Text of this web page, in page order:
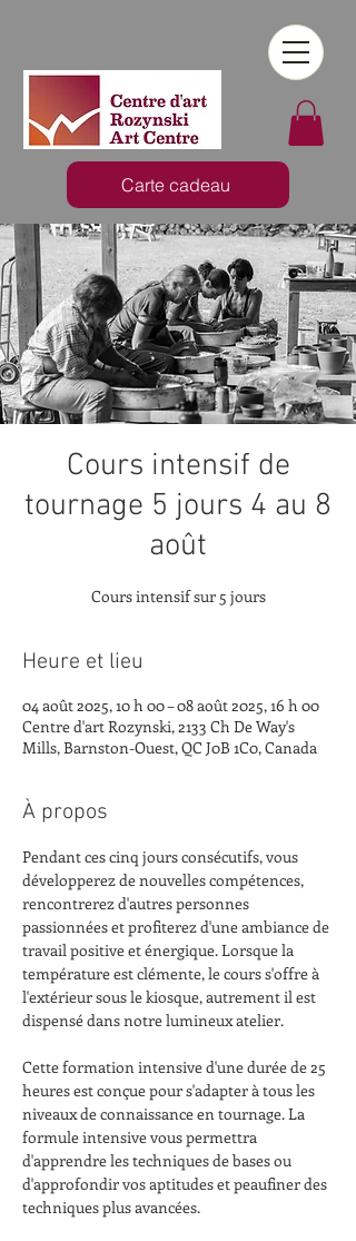
Carte cadeau
Cours intensif de
tournage 5 jours 4 au 8
août
Cours intensif sur 5 jours
Heure et lieu
04 août 2025, 10 h 00 – 08 août 2025, 16 h 00
Centre d'art Rozynski, 2133 Ch De Way's
Mills, Barnston-Ouest, QC J0B 1C0, Canada
À propos
Pendant ces cinq jours consécutifs, vous
développerez de nouvelles compétences,
rencontrerez d'autres personnes
passionnées et profiterez d'une ambiance de
travail positive et énergique. Lorsque la
température est clémente, le cours s'offre à
l'extérieur sous le kiosque, autrement il est
dispensé dans notre lumineux atelier.
Cette formation intensive d'une durée de 25
heures est conçue pour s'adapter à tous les
niveaux de connaissance en tournage. La
formule intensive vous permettra
d'apprendre les techniques de bases ou
d'approfondir vos aptitudes et peaufiner des
techniques plus avancées.